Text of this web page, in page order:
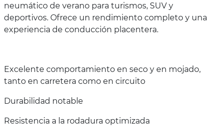
neumático de verano para turismos, SUV y
deportivos. Ofrece un rendimiento completo y una
experiencia de conducción placentera.
Excelente comportamiento en seco y en mojado,
tanto en carretera como en circuito
Durabilidad notable
Resistencia a la rodadura optimizada